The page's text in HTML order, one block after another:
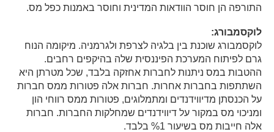
התורפה הן חוסר הוודאות המדינית וחוסר באמנות כפל מס.
לוקסמבורג:
לוקסמבורג שוכנת בין בלגיה לצרפת ולגרמניה. מיקומה הנוח
גרם לפיתוח המערכת הפיננסית שלה בהיקפים רחבים.
ההטבות במס ניתנות לחברות אחזקה בלבד, שכל מטרתן היא
השתתפות בחברות אחרות. חברות אלה פטורות ממס חברות
על הכנסתן מדיווידנדים ומתמלוגים, פטורות ממס רווחי הון
ומניכוי מס במקור על דיווידנדים שמחלקות החברות. חברות
אלה חייבות מס בשיעור %1 בלבד.